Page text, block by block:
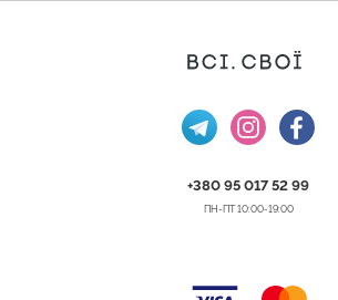
+380 95 017 52 99
ПН-ПТ 10:00-19:00